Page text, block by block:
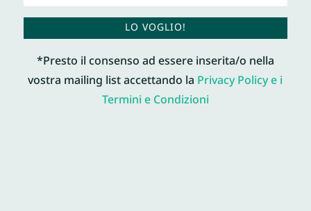
LO VOGLIO!
*Presto il consenso ad essere inserita/o nella
vostra mailing list accettando laPrivacy Policy e i
Termini e Condizioni